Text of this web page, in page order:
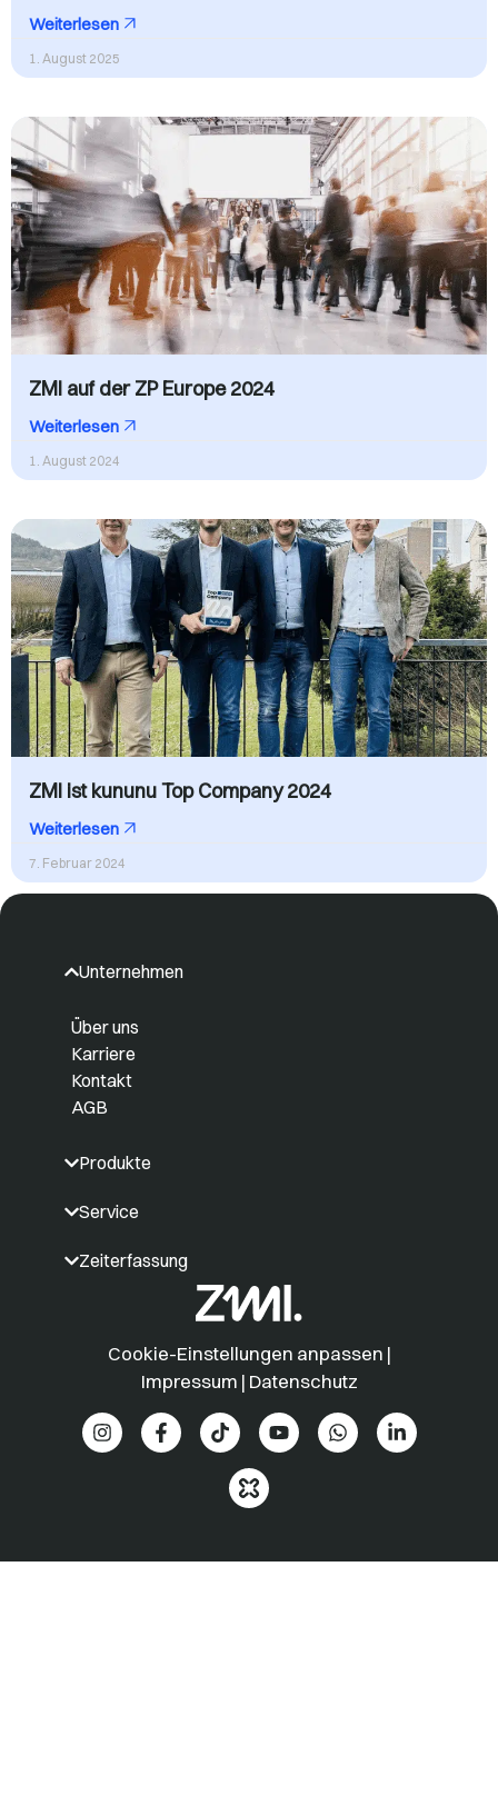
Weiterlesen
1. August 2025
ZMI auf der ZP Europe 2024
Weiterlesen
1. August 2024
ZMI ist kununu Top Company 2024
Weiterlesen
7. Februar 2024
Unternehmen
Über uns
Karriere
Kontakt
AGB
Produkte
Service
Zeiterfassung
Cookie-Einstellungen anpassen |
Impressum | Datenschutz